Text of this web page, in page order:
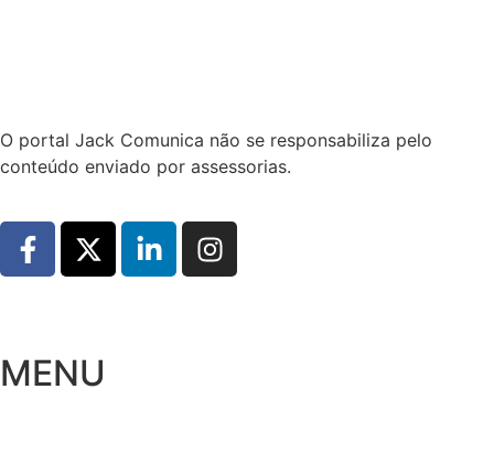
O portal Jack Comunica não se responsabiliza pelo
conteúdo enviado por assessorias.
MENU